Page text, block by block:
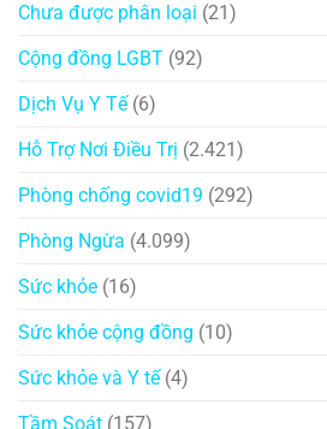
Chưa được phân loại (21)
Cộng đồng LGBT (92)
Dịch Vụ Y Tế(6)
Hỗ Trợ Nơi Điều Trị (2.421)
Phòng chống covid19 (292)
Phòng Ngừa (4.099)
Sức khỏe (16)
Sức khỏe cộng đồng (10)
Sức khỏe và Y tế(4)
Tầm Soát (157)